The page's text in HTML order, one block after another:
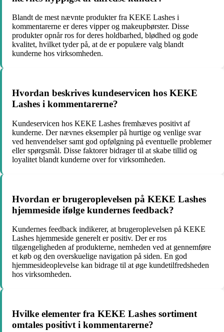
Blandt de mest nævnte produkter fra KEKE Lashes i
kommentarerne er deres vipper og makeupbørster. Disse
produkter opnår ros for deres holdbarhed, blødhed og gode
kvalitet, hvilket tyder på, at de er populære valg blandt
kunderne hos virksomheden.
Hvordan beskrives kundeservicen hos KEKE
Lashes i kommentarerne?
Kundeservicen hos KEKE Lashes fremhæves positivt af
kunderne. Der nævnes eksempler på hurtige og venlige svar
ved henvendelser samt god opfølgning på eventuelle problemer
eller spørgsmål. Disse faktorer bidrager til at skabe tillid og
loyalitet blandt kunderne over for virksomheden.
Hvordan er brugeroplevelsen på KEKE Lashes
hjemmeside ifølge kundernes feedback?
Kundernes feedback indikerer, at brugeroplevelsen på KEKE
Lashes hjemmeside generelt er positiv. Der er ros
tilgængeligheden af produkterne, nemheden ved at gennemføre
et køb og den overskuelige navigation på siden. En god
hjemmesideoplevelse kan bidrage til at øge kundetilfredsheden
hos virksomheden.
Hvilke elementer fra KEKE Lashes sortiment
omtales positivt i kommentarerne?